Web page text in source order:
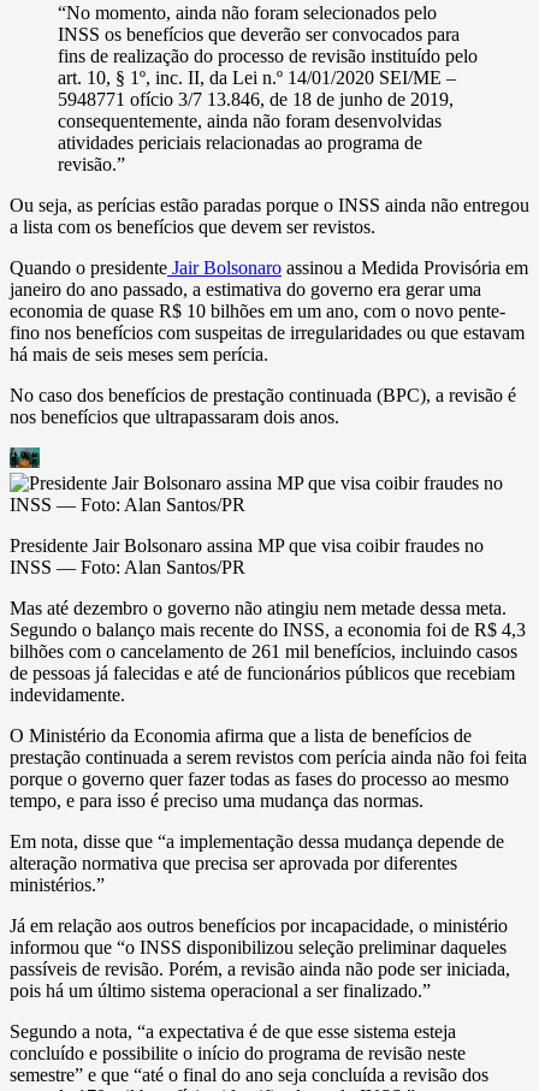
“No momento, ainda não foram selecionados pelo
INSS os benefícios que deverão ser convocados para
fins de realização do processo de revisão instituído pelo
art. 10, § 1º, inc. II, da Lei n.º 14/01/2020 SEI/ME –
5948771 ofício 3/7 13.846, de 18 de junho de 2019,
consequentemente, ainda não foram desenvolvidas
atividades periciais relacionadas ao programa de
revisão.”
Ou seja, as perícias estão paradas porque o INSS ainda não entregou
a lista com os benefícios que devem ser revistos.
Quando o presidente Jair Bolsonaro assinou a Medida Provisória em
janeiro do ano passado, a estimativa do governo era gerar uma
economia de quase R$ 10 bilhões em um ano, com o novo pente-
fino nos benefícios com suspeitas de irregularidades ou que estavam
há mais de seis meses sem perícia.
No caso dos benefícios de prestação continuada (BPC), a revisão é
nos benefícios que ultrapassaram dois anos.
Presidente Jair Bolsonaro assina MP que visa coibir fraudes no
INSS — Foto: Alan Santos/PR
Mas até dezembro o governo não atingiu nem metade dessa meta.
Segundo o balanço mais recente do INSS, a economia foi de R$ 4,3
bilhões com o cancelamento de 261 mil benefícios, incluindo casos
de pessoas já falecidas e até de funcionários públicos que recebiam
indevidamente.
O Ministério da Economia afirma que a lista de benefícios de
prestação continuada a serem revistos com perícia ainda não foi feita
porque o governo quer fazer todas as fases do processo ao mesmo
tempo, e para isso é preciso uma mudança das normas.
Em nota, disse que “a implementação dessa mudança depende de
alteração normativa que precisa ser aprovada por diferentes
ministérios.”
Já em relação aos outros benefícios por incapacidade, o ministério
informou que “o INSS disponibilizou seleção preliminar daqueles
passíveis de revisão. Porém, a revisão ainda não pode ser iniciada,
pois há um último sistema operacional a ser finalizado.”
Segundo a nota, “a expectativa é de que esse sistema esteja
concluído e possibilite o início do programa de revisão neste
semestre” e que “até o final do ano seja concluída a revisão dos